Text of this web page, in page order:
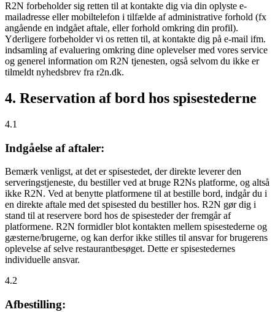
R2N forbeholder sig retten til at kontakte dig via din oplyste e-
mailadresse eller mobiltelefon i tilfælde af administrative forhold (fx
angående en indgået aftale, eller forhold omkring din profil).
Yderligere forbeholder vi os retten til, at kontakte dig på e-mail ifm.
indsamling af evaluering omkring dine oplevelser med vores service
og generel information om R2N tjenesten, også selvom du ikke er
tilmeldt nyhedsbrev fra r2n.dk.
4. Reservation af bord hos spisestederne
4.1
Indgåelse af aftaler:
Bemærk venligst, at det er spisestedet, der direkte leverer den
serveringstjeneste, du bestiller ved at bruge R2Ns platforme, og altså
ikke R2N. Ved at benytte platformene til at bestille bord, indgår du i
en direkte aftale med det spisested du bestiller hos. R2N gør dig i
stand til at reservere bord hos de spisesteder der fremgår af
platformene. R2N formidler blot kontakten mellem spisestederne og
gæsterne/brugerne, og kan derfor ikke stilles til ansvar for brugerens
oplevelse af selve restaurantbesøget. Dette er spisestedernes
individuelle ansvar.
4.2
Afbestilling: